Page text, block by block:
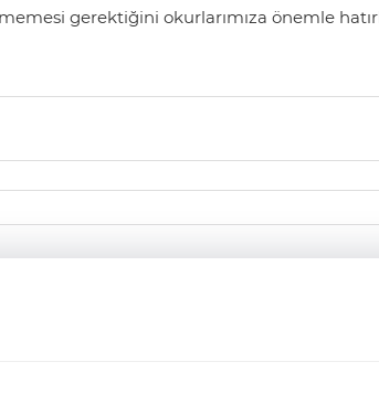
gerektiğini okurlarımıza önemle